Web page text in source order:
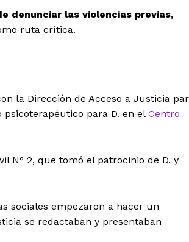
denunciar las violencias previas,
ruta crítica.
la Dirección de Acceso a Justicia
para D. en el Centro
N° 2, que tomó el patrocinio de D. y
sociales empezaron a hacer un
se redactaban y presentaban